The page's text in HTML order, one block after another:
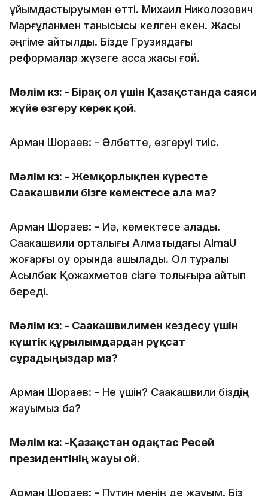
ұйымдастыруымен өтті. Михаил Николозович
Марғұланмен танысқысы келген екен. Жақсы
әңгіме айтылды. Бізде Грузиядағы
реформалар жүзеге асса жақсы ғой.
Мәлім кз: - Бірақ ол үшін Қазақстанда саяси
жүйе өзгеру керек қой.
Арман Шораев: - Әлбетте, өзгеруі тиіс.
Мәлім кз: - Жемқорлықпен күресте
Саакашвили бізге көмектесе ала ма?
Арман Шораев: - Иә, көмектесе алады.
Саакашвили орталығы Алматыдағы AlmaU
жоғарғы оқу орында ашылады. Ол туралы
Асылбек Қожахметов сізге толығырақ айтып
береді.
Мәлім кз: - Саакашвилимен кездесу үшін
күштік құрылымдардан рұқсат
сұрадыңыздар ма?
Арман Шораев: - Не үшін? Саакашвили біздің
жауымыз ба?
Мәлім кз: -Қазақстан одақтас Ресей
президентінің жауы ғой.
Арман Шораев: - Путин менің де жауым. Біз